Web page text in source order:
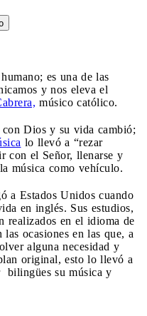
es una de las
y nos eleva el
músico católico.
Dios y su vida cambió;
lo llevó a “rezar
con el Señor, llenarse y
música como vehículo.
a Estados Unidos cuando
en inglés. Sus estudios,
realizados en el idioma de
ocasiones en las que, a
alguna necesidad y
original, esto lo llevó a
bilingües su música y